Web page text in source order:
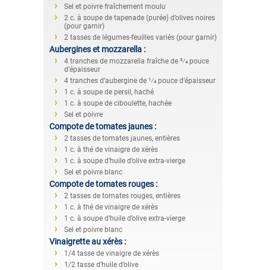
Sel et poivre fraîchement moulu
2 c. à soupe de tapenade (purée) d’olives noires
(pour garnir)
2 tasses de légumes-feuilles variés (pour garnir)
Aubergines et mozzarella :
4 tranches de mozzarella fraîche de 3⁄4 pouce
d’épaisseur
4 tranches d’aubergine de 1⁄4 pouce d’épaisseur
1 c. à soupe de persil, haché
1 c. à soupe de ciboulette, hachée
Sel et poivre
Compote de tomates jaunes :
2 tasses de tomates jaunes, entières
1 c. à thé de vinaigre de xérès
1 c. à soupe d’huile d’olive extra-vierge
Sel et poivre blanc
Compote de tomates rouges :
2 tasses de tomates rouges, entières
1 c. à thé de vinaigre de xérès
1 c. à soupe d’huile d’olive extra-vierge
Sel et poivre blanc
Vinaigrette au xérès :
1/4 tasse de vinaigre de xérès
1/2 tasse d’huile d’olive